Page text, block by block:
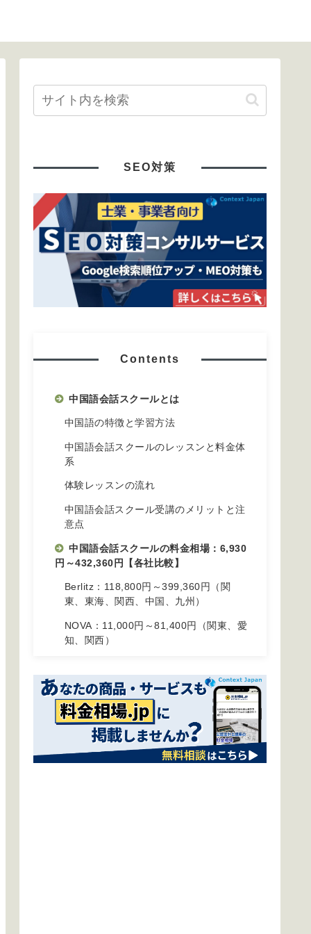
SEO対策
Contents
中国語会話スクールとは
中国語の特徴と学習方法
中国語会話スクールのレッスンと料金体
系
体験レッスンの流れ
中国語会話スクール受講のメリットと注
意点
中国語会話スクールの料金相場：6,930
円～432,360円【各社比較】
Berlitz：118,800円～399,360円（関
東、東海、関西、中国、九州）
NOVA：11,000円～81,400円（関東、愛
知、関西）
JCKアカデミー：9,702円～91,476円
（東京、島根）
GINZ：39,600円～316,080円（東京）
CC LESSON：6,930円～33,000円（オ